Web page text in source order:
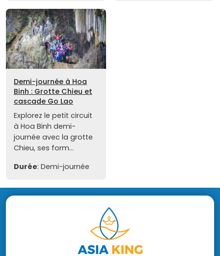
Demi-journée à Hoa
Binh : Grotte Chieu et
cascade Go Lao
Explorez le petit circuit
à Hoa Binh demi-
journée avec la grotte
Chieu, ses form...
Durée: Demi-journée